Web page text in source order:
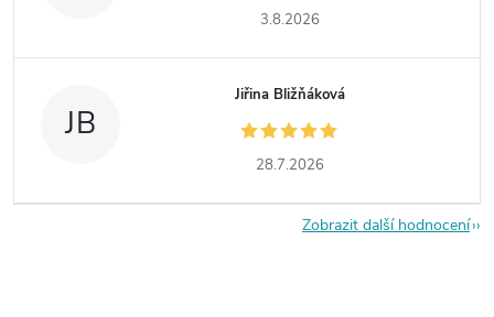
3.8.2026
JB
Jiřina Bližňáková
28.7.2026
Zobrazit další hodnocení